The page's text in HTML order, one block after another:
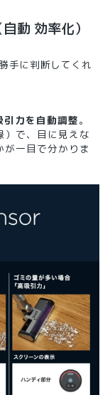
動 効率化）
手に判断してくれ
引力を自動調整。
で、目に見えな
一目で分かりま